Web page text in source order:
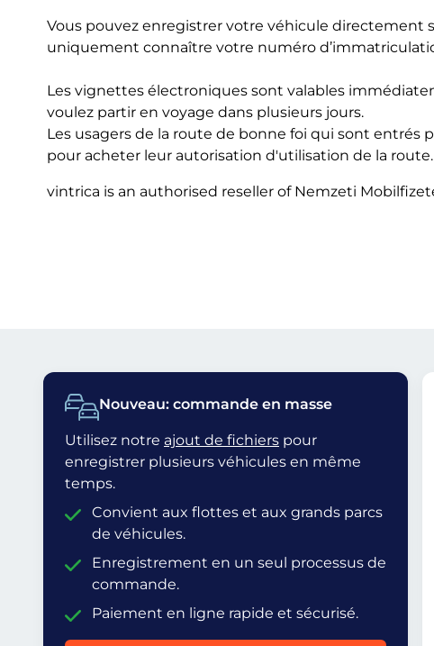
Vous pouvez enregistrer votre véhicule directement
uniquement connaître votre numéro
Les vignettes électroniques sont valables
voulez partir en voyage dans plusieurs jours.
Les usagers de la route de bonne foi qui sont
pour acheter leur autorisation d'utilisation de la route.
vintrica is an authorised reseller of Nemzeti
Nouveau: commande en masse
Utilisez notre ajout de fichiers pour
enregistrer plusieurs véhicules en même
temps.
Convient aux flottes et aux grands parcs
de véhicules.
Enregistrement en un seul processus de
commande.
Paiement en ligne rapide et sécurisé.